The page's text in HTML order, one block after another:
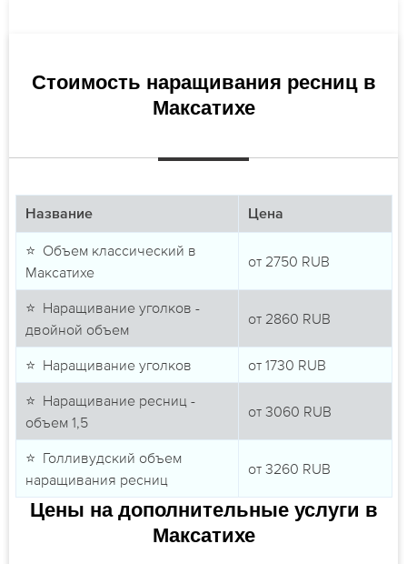
Стоимость наращивания ресниц в
Максатихе
Название Цена
⭐ Объем классический в
Максатихе
от 2750 RUB
⭐ Наращивание уголков -
двойной объем
от 2860 RUB
⭐ Наращивание уголков от 1730 RUB
⭐ Наращивание ресниц -
объем 1,5
от 3060 RUB
⭐ Голливудский объем
наращивания ресниц
от 3260 RUB
Цены на дополнительные услуги в
Максатихе